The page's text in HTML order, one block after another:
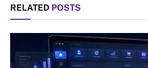
RELATED POSTS